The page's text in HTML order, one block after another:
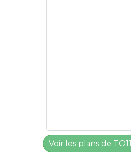
Voir les plans de TO11